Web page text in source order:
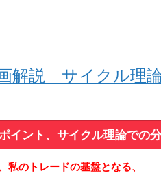
解説 サイクル理論
イント、サイクル理論での
私のトレードの基盤となる、